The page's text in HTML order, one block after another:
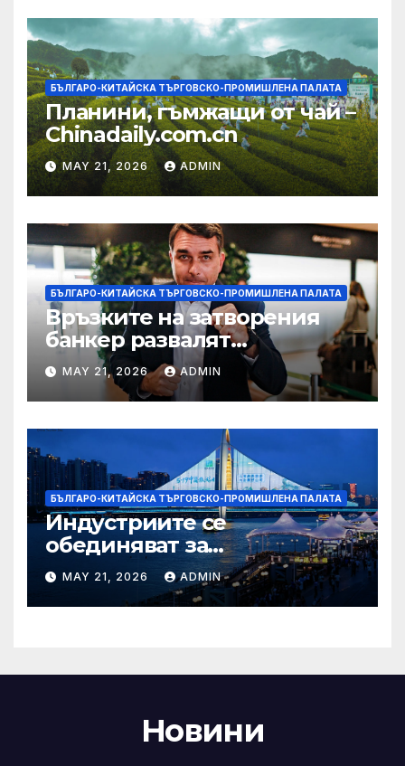
БЪЛГАРО-КИТАЙСКА ТЪРГОВСКО-ПРОМИШЛЕНА ПАЛАТА
Планини, гъмжащи от чай –
Chinadaily.com.cn
MAY 21, 2026 ADMIN
БЪЛГАРО-КИТАЙСКА ТЪРГОВСКО-ПРОМИШЛЕНА ПАЛАТА
Връзките на затворения
банкер развалят
надеждите на Флавио
Болсонаро за президент на
Бразилия
MAY 21, 2026 ADMIN
БЪЛГАРО-КИТАЙСКА ТЪРГОВСКО-ПРОМИШЛЕНА ПАЛАТА
Индустриите се
обединяват за
висококачествен растеж на
културния и
туристическия сектор
MAY 21, 2026 ADMIN
Новини